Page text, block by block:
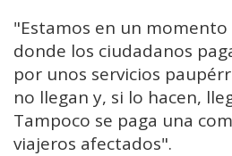
"Estamos en un
donde los ciudadanos
por unos servicios
no llegan y, si lo hacen,
Tampoco se paga una
viajeros afectados".